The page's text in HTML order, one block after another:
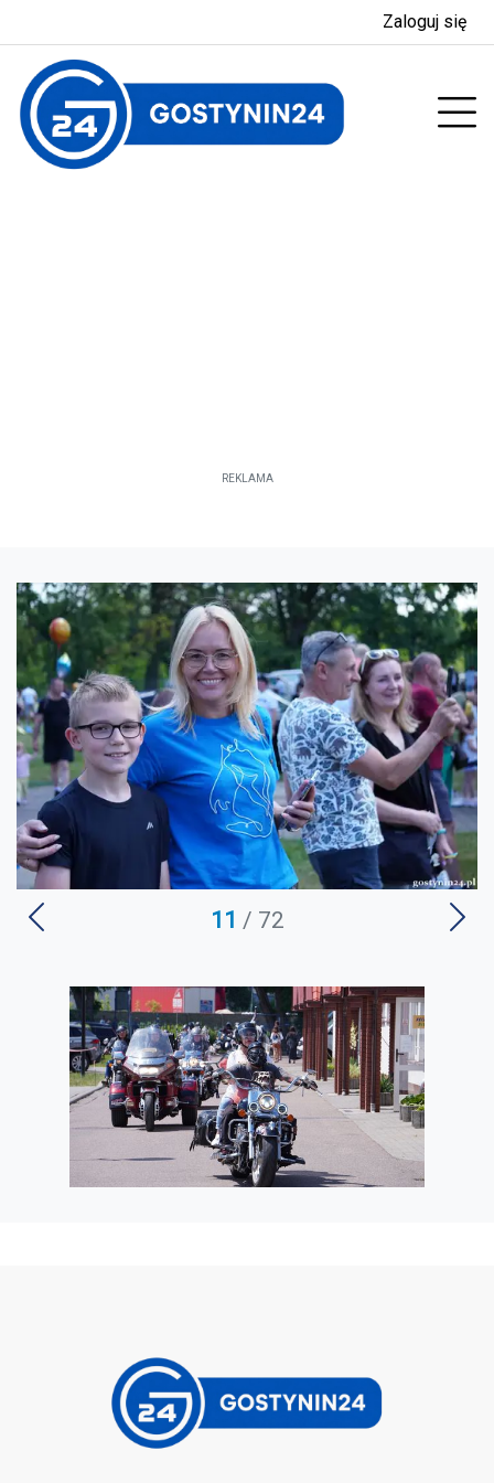
Zaloguj się
REKLAMA
11 / 72